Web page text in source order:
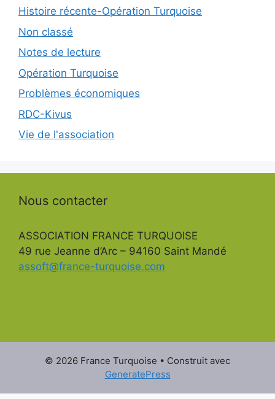
Histoire récente-Opération Turquoise
Non classé
Notes de lecture
Opération Turquoise
Problèmes économiques
RDC-Kivus
Vie de l'association
Nous contacter
ASSOCIATION FRANCE TURQUOISE
49 rue Jeanne d’Arc – 94160 Saint Mandé
assoft@france-turquoise.com
© 2026 France Turquoise • Construit avec
GeneratePress